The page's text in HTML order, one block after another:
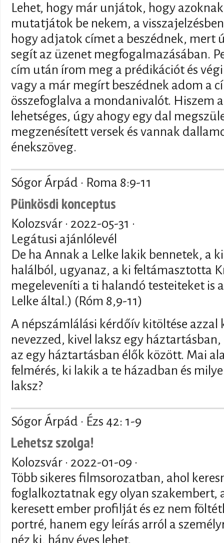
Lehet, hogy már unjátok, hogy
mutatjátok be nekem, a
hogy adjatok címet a beszédnek, mert
segít az üzenet megfogalmazásában.
cím után írom meg a prédikációt és
vagy a már megírt beszédnek adom a
összefoglalva a mondanivalót. Hiszem
lehetséges, úgy ahogy egy dal
megzenésített versek és vannak
énekszöveg.
Sógor Árpád · Roma 8:9-11
Pünkösdi konceptus
Kolozsvár · 2022-05-31 ·
Legátusi ajánlólevél
De ha Annak a Lelke lakik bennetek, a
halálból, ugyanaz, a ki feltámasztotta
megeleveníti a ti halandó testeiteket is
Lelke által.) (Róm 8,9-11)
A népszámlálási kérdőív kitöltése
nevezzed, kivel laksz egy
az egy háztartásban élők között. Mai
felmérés, ki lakik a te házadban és
laksz?
Sógor Árpád · Ézs 42: 1-9
Lehetsz szolga!
Kolozsvár · 2022-01-09 ·
Több sikeres filmsorozatban, ahol
foglalkoztatnak egy olyan szakembert,
keresett ember profilját és ez nem
portré, hanem egy leírás arról a
néz ki, hány éves lehet.